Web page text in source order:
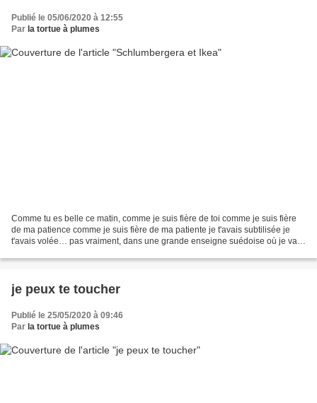
Publié le 05/06/2020 à 12:55
Par la tortue à plumes
Comme tu es belle ce matin, comme je suis fière de toi comme je suis fière
de ma patience comme je suis fière de ma patiente je t'avais subtilisée je
t'avais volée… pas vraiment, dans une grande enseigne suédoise où je vais
je peux te toucher
Publié le 25/05/2020 à 09:46
Par la tortue à plumes